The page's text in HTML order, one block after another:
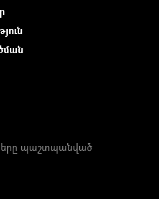
պաշտպանված